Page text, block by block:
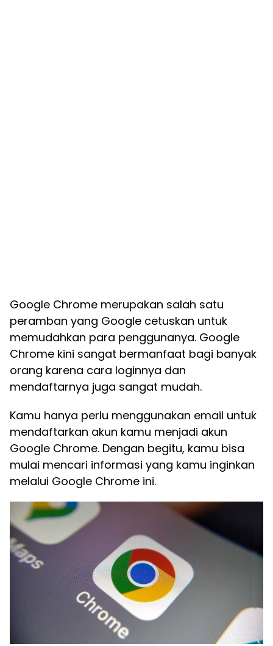
Google Chrome merupakan salah satu
peramban yang Google cetuskan untuk
memudahkan para penggunanya. Google
Chrome kini sangat bermanfaat bagi banyak
orang karena cara loginnya dan
mendaftarnya juga sangat mudah.
Kamu hanya perlu menggunakan email untuk
mendaftarkan akun kamu menjadi akun
Google Chrome. Dengan begitu, kamu bisa
mulai mencari informasi yang kamu inginkan
melalui Google Chrome ini.